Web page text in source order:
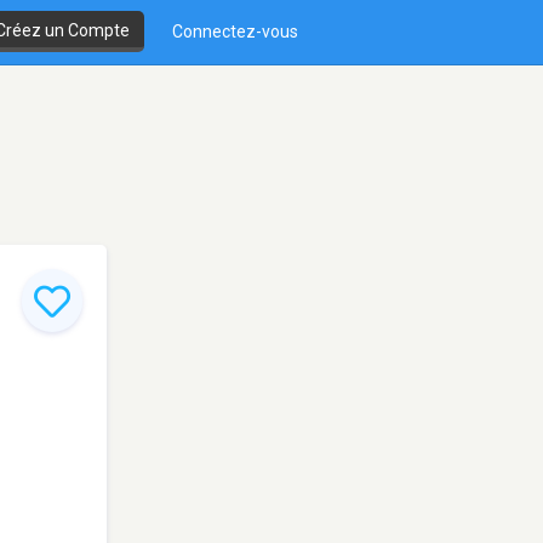
un Compte Connectez-vous